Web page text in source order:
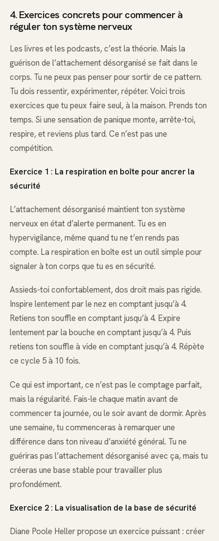
4. Exercices concrets pour commencer à
réguler ton système nerveux
Les livres et les podcasts, c’est la théorie. Mais la
guérison de l’attachement désorganisé se fait dans le
corps. Tu ne peux pas penser pour sortir de ce pattern.
Tu dois ressentir, expérimenter, répéter. Voici trois
exercices que tu peux faire seul, à la maison. Prends ton
temps. Si une sensation de panique monte, arrête-toi,
respire, et reviens plus tard. Ce n’est pas une
compétition.
Exercice 1 : La respiration en boîte pour ancrer la
sécurité
L’attachement désorganisé maintient ton système
nerveux en état d’alerte permanent. Tu es en
hypervigilance, même quand tu ne t’en rends pas
compte. La respiration en boîte est un outil simple pour
signaler à ton corps que tu es en sécurité.
Assieds-toi confortablement, dos droit mais pas rigide.
Inspire lentement par le nez en comptant jusqu’à 4.
Retiens ton souffle en comptant jusqu’à 4. Expire
lentement par la bouche en comptant jusqu’à 4. Puis
retiens ton souffle à vide en comptant jusqu’à 4. Répète
ce cycle 5 à 10 fois.
Ce qui est important, ce n’est pas le comptage parfait,
mais la régularité. Fais-le chaque matin avant de
commencer ta journée, ou le soir avant de dormir. Après
une semaine, tu commenceras à remarquer une
différence dans ton niveau d’anxiété général. Tu ne
guériras pas l’attachement désorganisé avec ça, mais tu
créeras une base stable pour travailler plus
profondément.
Exercice 2 : La visualisation de la base de sécurité
Diane Poole Heller propose un exercice puissant : créer